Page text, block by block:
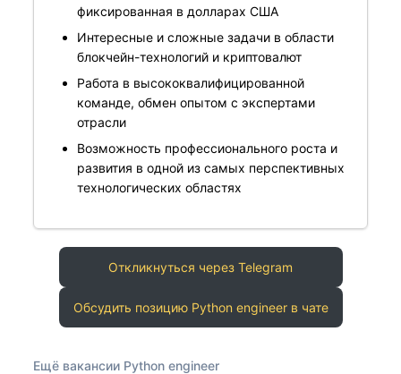
фиксированная в долларах США
Интересные и сложные задачи в области
блокчейн-технологий и криптовалют
Работа в высококвалифицированной
команде, обмен опытом с экспертами
отрасли
Возможность профессионального роста и
развития в одной из самых перспективных
технологических областях
Откликнуться через Telegram
Обсудить позицию Python engineer в чате
Ещё вакансии Python engineer